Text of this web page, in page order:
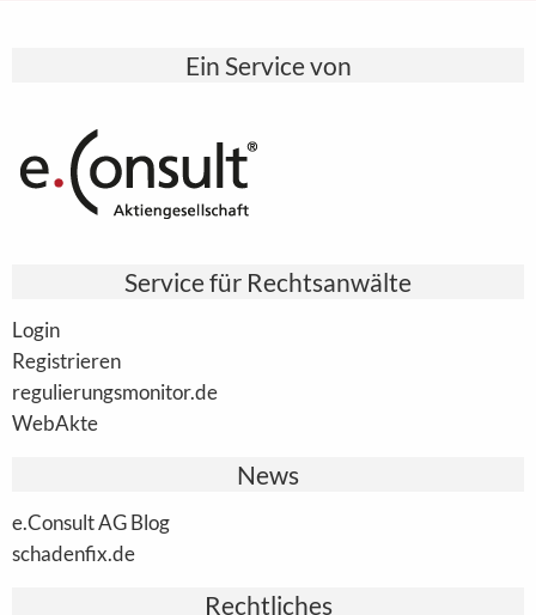
Ein Service von
Service für Rechtsanwälte
Login
Registrieren
regulierungsmonitor.de
WebAkte
News
e.Consult AG Blog
schadenfix.de
Rechtliches